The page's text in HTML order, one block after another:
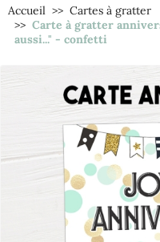
Accueil
Cartes à gratter
Carte à gratter
aussi..." - confetti